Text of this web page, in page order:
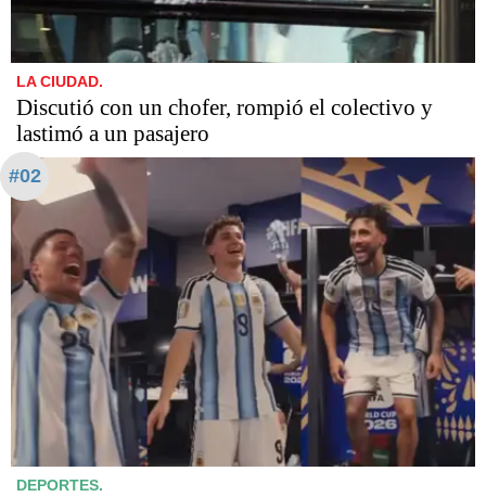
LA CIUDAD.
Discutió con un chofer, rompió el colectivo y
lastimó a un pasajero
#02
DEPORTES.